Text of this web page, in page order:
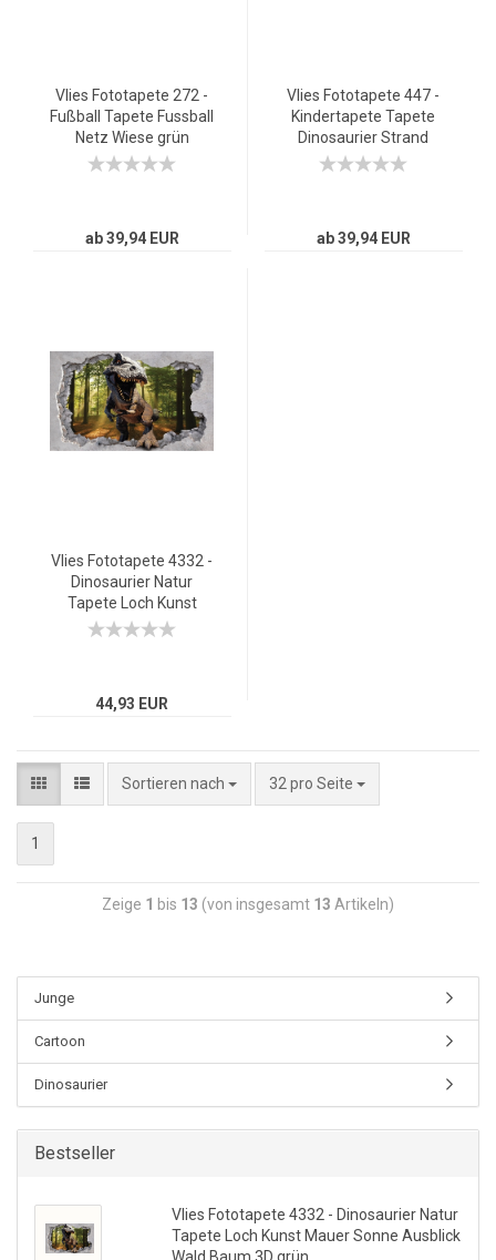
Vlies Fototapete 272 -
Fußball Tapete Fussball
Netz Wiese grün
ab 39,94 EUR
Vlies Fototapete 447 -
Kindertapete Tapete
Dinosaurier Strand
Palmen Animation
ab 39,94 EUR
Vlies Fototapete 4332 -
Dinosaurier Natur
Tapete Loch Kunst
Mauer Sonne Ausblick
44,93 EUR
Sortieren nach 32 pro Seite
1
Zeige 1 bis 13 (von insgesamt 13 Artikeln)
Junge
Cartoon
Dinosaurier
Bestseller
Vlies Fototapete 4332 - Dinosaurier Natur
Tapete Loch Kunst Mauer Sonne Ausblick